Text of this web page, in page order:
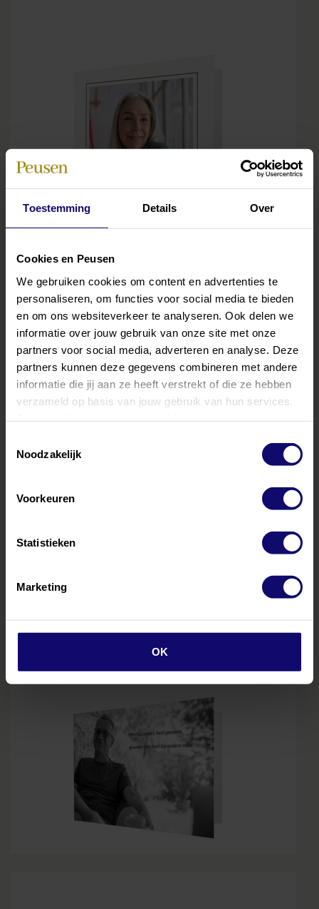
Toestemming Details Over
Cookies en Peusen
We gebruiken cookies om content en advertenties te
personaliseren, om functies voor social media te bieden
en om ons websiteverkeer te analyseren. Ook delen we
informatie over jouw gebruik van onze site met onze
partners voor social media, adverteren en analyse. Deze
partners kunnen deze gegevens combineren met andere
informatie die jij aan ze heeft verstrekt of die ze hebben
verzameld op basis van jouw gebruik van hun services.
Noodzakelijk
Voorkeuren
Statistieken
Marketing
OK